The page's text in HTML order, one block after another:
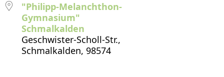
"Philipp-Melanchthon-
Gymnasium"
Schmalkalden
Geschwister-Scholl-Str.,
Schmalkalden, 98574